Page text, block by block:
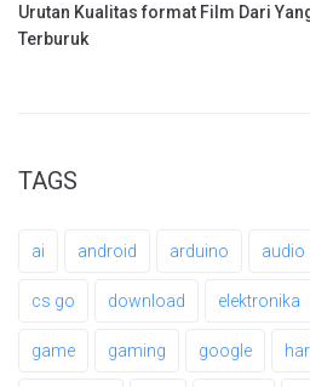
Urutan Kualitas format Film Dari
Terburuk
TAGS
ai android arduino audio
cs go download elektronika
game gaming google